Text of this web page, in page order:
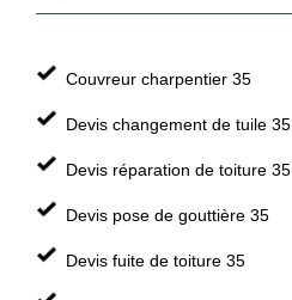
Couvreur charpentier 35
Devis changement de tuile 35
Devis réparation de toiture 35
Devis pose de gouttière 35
Devis fuite de toiture 35